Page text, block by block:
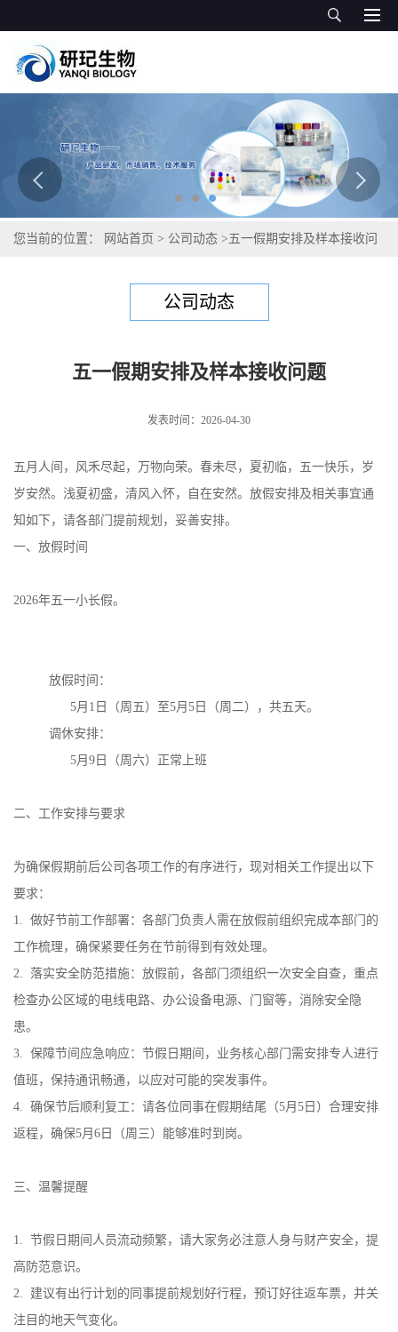
您当前的位置： 网站首页 > 公司动态 >五一假期安排及样本接收问
公司动态
五一假期安排及样本接收问题
发表时间：2026-04-30
五月人间，风禾尽起，万物向荣。春未尽，夏初临，五一快乐，岁
岁安然。浅夏初盛，清风入怀，自在安然。放假安排及相关事宜通
知如下，请各部门提前规划，妥善安排。
一、放假时间
2026年五一小长假。
放假时间：
5月1日（周五）至5月5日（周二），共五天。
调休安排：
5月9日（周六）正常上班
二、工作安排与要求
为确保假期前后公司各项工作的有序进行，现对相关工作提出以下
要求：
1. 做好节前工作部署：各部门负责人需在放假前组织完成本部门的
工作梳理，确保紧要任务在节前得到有效处理。
2. 落实安全防范措施：放假前，各部门须组织一次安全自查，重点
检查办公区域的电线电路、办公设备电源、门窗等，消除安全隐
患。
3. 保障节间应急响应：节假日期间，业务核心部门需安排专人进行
值班，保持通讯畅通，以应对可能的突发事件。
4. 确保节后顺利复工：请各位同事在假期结尾（5月5日）合理安排
返程，确保5月6日（周三）能够准时到岗。
三、温馨提醒
1. 节假日期间人员流动频繁，请大家务必注意人身与财产安全，提
高防范意识。
2. 建议有出行计划的同事提前规划好行程，预订好往返车票，并关
注目的地天气变化。